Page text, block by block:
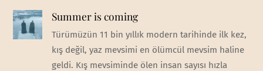
Summer is coming
Türümüzün 11 bin yıllık modern tarihinde ilk kez,
kış değil, yaz mevsimi en ölümcül mevsim haline
geldi. Kış mevsiminde ölen insan sayısı hızla